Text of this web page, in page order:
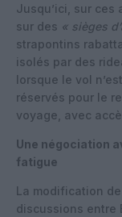
Jusqu’ici, sur ces
sur des « sièges
strapontins
isolés par des
lorsque le vol
réservés pour le
voyage, avec
Une négociation
fatigue
La modification
discussions entre